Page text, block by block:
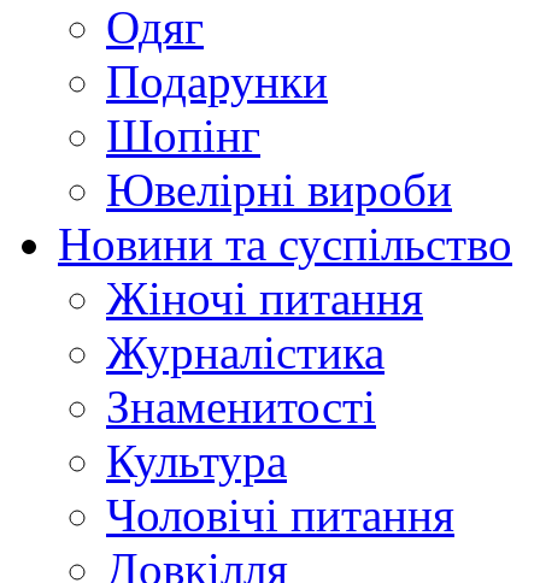
Одяг
Подарунки
Шопінг
Ювелірні вироби
Новини та суспільство
Жіночі питання
Журналістика
Знаменитості
Культура
Чоловічі питання
Довкілля